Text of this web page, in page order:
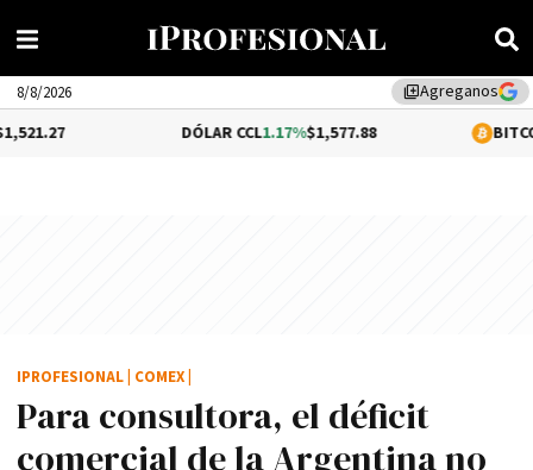
library_addAgreganos
8/8/2026
DÓLAR CCL1.17%$1,577.88 BITCOIN0.05%
Para consultora, el déficit
comercial de la Argentina no
IPROFESIONAL COMEX